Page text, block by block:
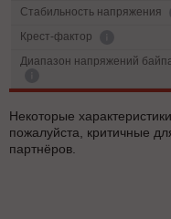
Cтабильность напряжения
Крест-фактор
Диапазон напряжений
Некоторые
пожалуйста, критичные
партнёров.